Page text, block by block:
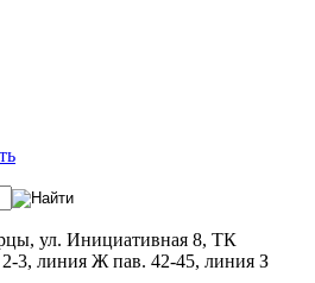
ул. Инициативная 8, ТК
3, линия Ж пав. 42-45, линия З